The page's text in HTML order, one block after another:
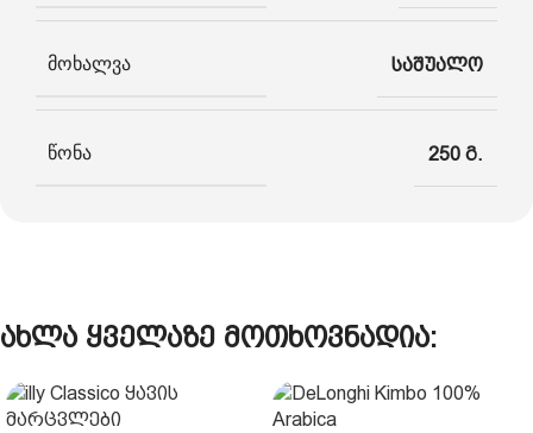
მოხალვა საშუალო
წონა 250 გ.
ახლა ყველაზე მოთხოვნადია: